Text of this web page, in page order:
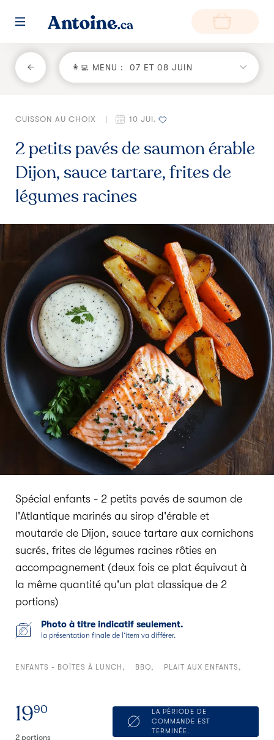
RETOUR
Fonctionnement
Environnement
Producteurs
Questions et réponses
Zone de livraison
👩‍💻 MENU : 07 ET 08 JUIN
CUISSON AU CHOIX 10 JUI.
2 petits pavés de saumon érable
Dijon, sauce tartare, frites de
légumes racines
Spécial enfants - 2 petits pavés de saumon de
l'Atlantique marinés au sirop d'érable et
moutarde de Dijon, sauce tartare aux cornichons
sucrés, frites de légumes racines rôties en
accompagnement (deux fois ce plat équivaut à
la même quantité qu'un plat classique de 2
portions)
Photo à titre indicatif seulement.
la présentation finale de l’item va différer.
ENFANTS - BOÎTES À LUNCH BBQ PLAIT AUX ENFANTS
1990
2 portions
LA PÉRIODE DE
COMMANDE EST
TERMINÉE.